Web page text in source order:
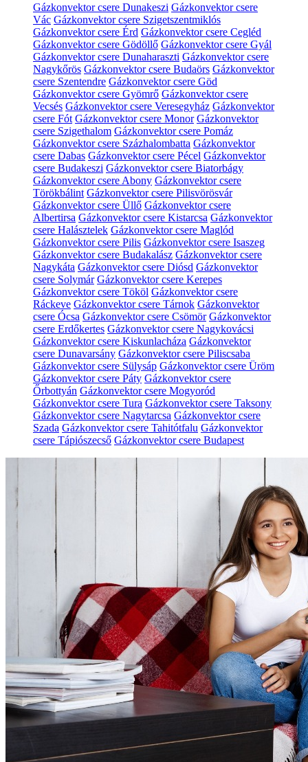
Gázkonvektor csere Dunakeszi Gázkonvektor csere
Vác Gázkonvektor csere Szigetszentmiklós
Gázkonvektor csere Érd Gázkonvektor csere Cegléd
Gázkonvektor csere Gödöllő Gázkonvektor csere Gyál
Gázkonvektor csere Dunaharaszti Gázkonvektor csere
Nagykőrös Gázkonvektor csere Budaörs Gázkonvektor
csere Szentendre Gázkonvektor csere Göd
Gázkonvektor csere Gyömrő Gázkonvektor csere
Vecsés Gázkonvektor csere Veresegyház Gázkonvektor
csere Fót Gázkonvektor csere Monor Gázkonvektor
csere Szigethalom Gázkonvektor csere Pomáz
Gázkonvektor csere Százhalombatta Gázkonvektor
csere Dabas Gázkonvektor csere Pécel Gázkonvektor
csere Budakeszi Gázkonvektor csere Biatorbágy
Gázkonvektor csere Abony Gázkonvektor csere
Törökbálint Gázkonvektor csere Pilisvörösvár
Gázkonvektor csere Üllő Gázkonvektor csere
Albertirsa Gázkonvektor csere Kistarcsa Gázkonvektor
csere Halásztelek Gázkonvektor csere Maglód
Gázkonvektor csere Pilis Gázkonvektor csere Isaszeg
Gázkonvektor csere Budakalász Gázkonvektor csere
Nagykáta Gázkonvektor csere Diósd Gázkonvektor
csere Solymár Gázkonvektor csere Kerepes
Gázkonvektor csere Tököl Gázkonvektor csere
Ráckeve Gázkonvektor csere Tárnok Gázkonvektor
csere Ócsa Gázkonvektor csere Csömör Gázkonvektor
csere Erdőkertes Gázkonvektor csere Nagykovácsi
Gázkonvektor csere Kiskunlacháza Gázkonvektor
csere Dunavarsány Gázkonvektor csere Piliscsaba
Gázkonvektor csere Sülysáp Gázkonvektor csere Üröm
Gázkonvektor csere Páty Gázkonvektor csere
Őrbottyán Gázkonvektor csere Mogyoród
Gázkonvektor csere Tura Gázkonvektor csere Taksony
Gázkonvektor csere Nagytarcsa Gázkonvektor csere
Szada Gázkonvektor csere Tahitótfalu Gázkonvektor
csere Tápiószecső Gázkonvektor csere Budapest